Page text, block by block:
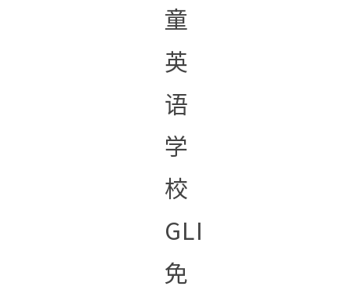
童
英
语
学
校
GLI
免